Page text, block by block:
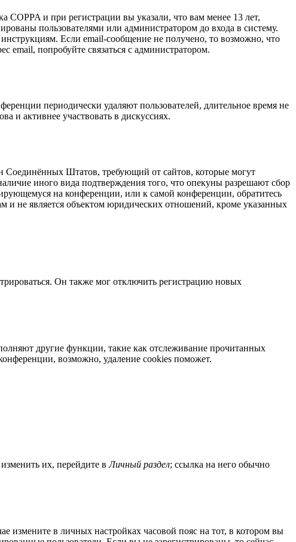
COPPA и при регистрации вы указали, что вам менее 13 лет,
пользователями или администратором до входа в систему.
Если email-сообщение не получено, то возможно, что
попробуйте связаться с администратором.
периодически удаляют пользователей, длительное время не
и активнее участвовать в дискуссиях.
Соединённых Штатов, требующий от сайтов, которые могут
иного вида подтверждения того, что опекуны разрешают сбор
на конференции, или к самой конференции, обратитесь
и не является объектом юридических отношений, кроме указанных
Он также мог отключить регистрацию новых
другие функции, такие как отслеживание прочитанных
возможно, удаление cookies поможет.
их, перейдите вЛичный раздел; ссылка на него обычно
измените в личных настройках часовой пояс на тот, в котором вы